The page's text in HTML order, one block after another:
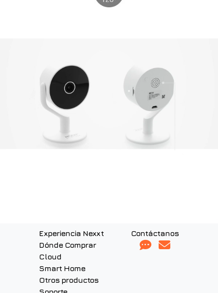
Experiencia Nexxt
Dónde Comprar
Cloud
Smart Home
Otros productos
Contáctanos